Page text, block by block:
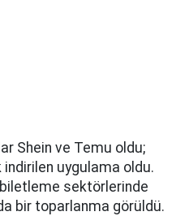
Shein ve Temu oldu;
uygulama oldu.
sektörlerinde
bir toparlanma görüldü.